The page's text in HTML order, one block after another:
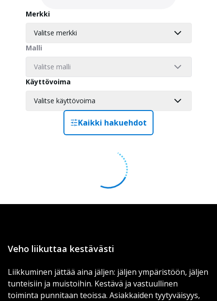
Merkki
Valitse merkki
Malli
Valitse malli
Käyttövoima
Valitse käyttövoima
Kaikki hakuehdot
Veho liikuttaa kestävästi
Liikkuminen jättää aina jäljen: jäljen ympäristöön, jäljen
tunteisiin ja muistoihin. Kestävä ja vastuullinen
toiminta punnitaan teoissa. Asiakkaiden tyytyväisyys,